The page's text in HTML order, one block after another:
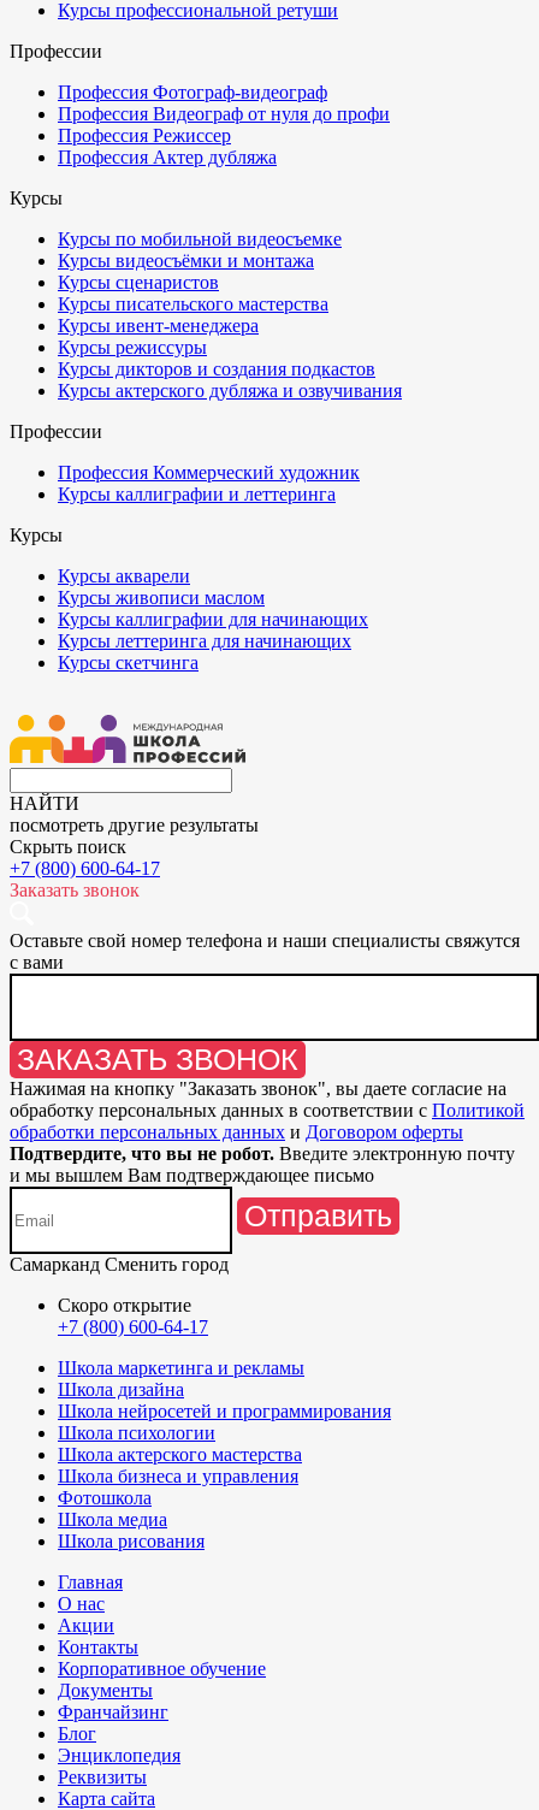
Курсы профессиональной ретуши
Профессии
Профессия Фотограф-видеограф
Профессия Видеограф от нуля до профи
Профессия Режиссер
Профессия Актер дубляжа
Курсы
Курсы по мобильной видеосъемке
Курсы видеосъёмки и монтажа
Курсы сценаристов
Курсы писательского мастерства
Курсы ивент-менеджера
Курсы режиссуры
Курсы дикторов и создания подкастов
Курсы актерского дубляжа и озвучивания
Профессии
Профессия Коммерческий художник
Курсы каллиграфии и леттеринга
Курсы
Курсы акварели
Курсы живописи маслом
Курсы каллиграфии для начинающих
Курсы леттеринга для начинающих
Курсы скетчинга
НАЙТИ
посмотреть другие результаты
Скрыть поиск
+7 (800) 600-64-17
Заказать звонок
Оставьте свой номер телефона и наши специалисты свяжутся
с вами
ЗАКАЗАТЬ ЗВОНОК
Нажимая на кнопку "Заказать звонок", вы даете согласие на
обработку персональных данных в соответствии с Политикой
обработки персональных данных и Договором оферты
Подтвердите, что вы не робот. Введите электронную почту
и мы вышлем Вам подтверждающее письмо
Отправить
Самарканд Сменить город
Скоро открытие
+7 (800) 600-64-17
Школа маркетинга и рекламы
Школа дизайна
Школа нейросетей и программирования
Школа психологии
Школа актерского мастерства
Школа бизнеса и управления
Фотошкола
Школа медиа
Школа рисования
Главная
О нас
Акции
Контакты
Корпоративное обучение
Документы
Франчайзинг
Блог
Энциклопедия
Реквизиты
Карта сайта